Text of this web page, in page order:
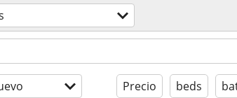
Precio beds